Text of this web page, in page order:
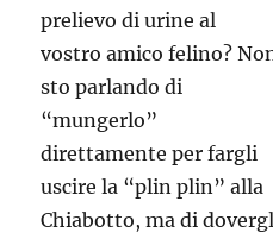
prelievo di urine al
vostro amico felino?
sto parlando di
“mungerlo”
direttamente per fargli
uscire la “plin plin” alla
Chiabotto, ma di